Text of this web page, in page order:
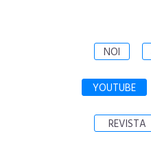
NOI
YOUTUBE
REVISTA